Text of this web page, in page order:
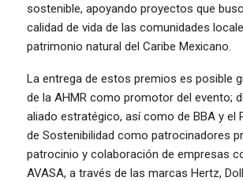
sostenible, apoyando proyectos que
calidad de vida de las comunidades
patrimonio natural del Caribe Mexicano.
La entrega de estos premios es posible
de la AHMR como promotor del evento;
aliado estratégico, así como de BBA y el
de Sostenibilidad como patrocinadores
patrocinio y colaboración de empresas
AVASA, a través de las marcas Hertz,